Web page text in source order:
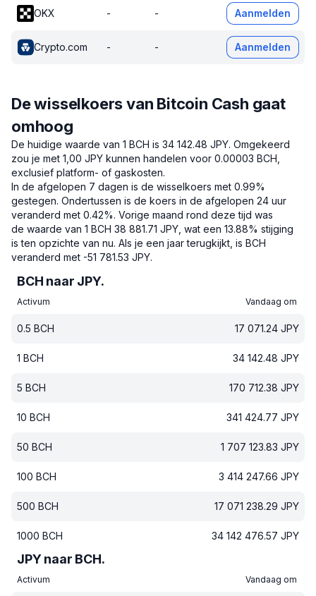
OKX - - Aanmelden
Crypto.com - - Aanmelden
De wisselkoers van Bitcoin Cash gaat
omhoog
De huidige waarde van 1 BCH is 34 142.48 JPY. Omgekeerd
zou je met 1,00 JPY kunnen handelen voor 0.00003 BCH,
exclusief platform- of gaskosten.
In de afgelopen 7 dagen is de wisselkoers met 0.99%
gestegen. Ondertussen is de koers in de afgelopen 24 uur
veranderd met 0.42%. Vorige maand rond deze tijd was
de waarde van 1 BCH 38 881.71 JPY, wat een 13.88% stijging
is ten opzichte van nu. Als je een jaar terugkijkt, is BCH
veranderd met -51 781.53 JPY.
BCH naar JPY.
Activum Vandaag om
0.5 BCH 17 071.24 JPY
1 BCH 34 142.48 JPY
5 BCH 170 712.38 JPY
10 BCH 341 424.77 JPY
50 BCH 1 707 123.83 JPY
100 BCH 3 414 247.66 JPY
500 BCH 17 071 238.29 JPY
1000 BCH 34 142 476.57 JPY
JPY naar BCH.
Activum Vandaag om